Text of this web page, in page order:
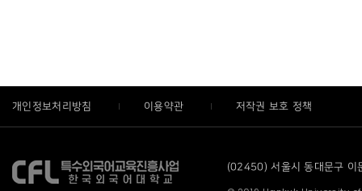
개인정보처리방침 이용약관 저작권 보호 정책
(02450) 서울시 동대문구